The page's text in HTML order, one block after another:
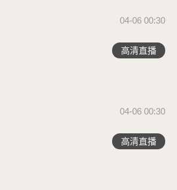
04-06 00:30
高清直播
04-06 00:30
高清直播